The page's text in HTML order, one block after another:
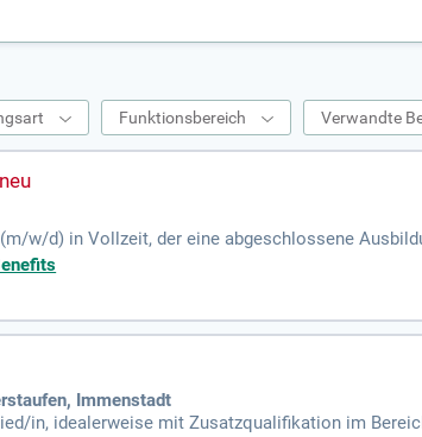
Funktionsbereich Verwandte
w/d) in Vollzeit, der eine abgeschlossene
in verschiedenen Arbeitstechniken sowie Ihre
Schmuckstücken zu arbeiten. Ihr
jetzt per E-Mail oder Post an MEISTER GmbH!
Immenstadt
in, idealerweise mit Zusatzqualifikation im